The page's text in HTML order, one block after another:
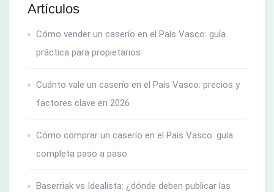
Artículos
Cómo vender un caserío en el País Vasco: guía
práctica para propietarios
Cuánto vale un caserío en el País Vasco: precios y
factores clave en 2026
Cómo comprar un caserío en el País Vasco: guía
completa paso a paso
Baserriak vs Idealista: ¿dónde deben publicar las